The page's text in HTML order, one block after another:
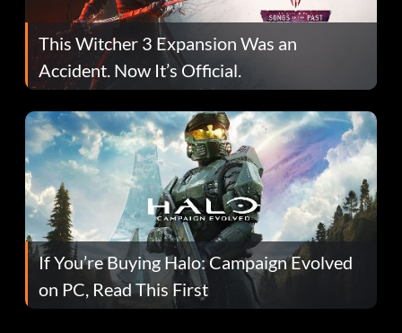
This Witcher 3 Expansion Was an
Accident. Now It’s Official.
If You’re Buying Halo: Campaign Evolved
on PC, Read This First